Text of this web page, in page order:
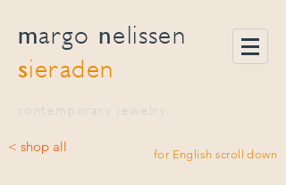
margo nelissen
sieraden
contemporary jewelry
< shop all for English scroll down